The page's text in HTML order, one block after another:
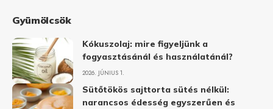
Gyümölcsök
Kókuszolaj: mire figyeljünk a
fogyasztásánál és használatánál?
2026. JÚNIUS 1.
Sütőtökös sajttorta sütés nélkül:
narancsos édesség egyszerűen és